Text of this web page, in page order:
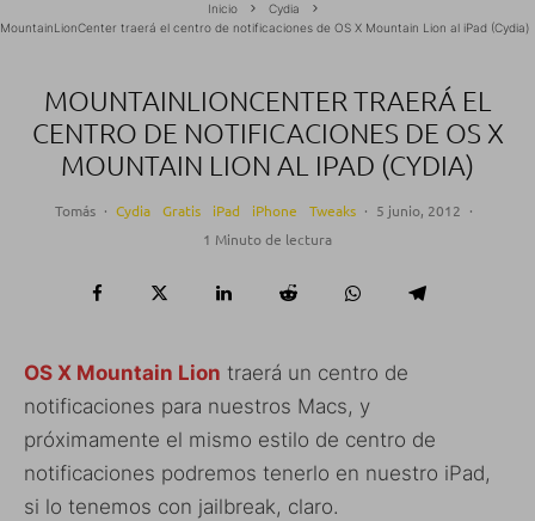
Inicio
Cydia
MountainLionCenter traerá el centro de notificaciones de OS X Mountain Lion al iPad (Cydia)
MOUNTAINLIONCENTER TRAERÁ EL
CENTRO DE NOTIFICACIONES DE OS X
MOUNTAIN LION AL IPAD (CYDIA)
Tomás · Cydia Gratis iPad iPhone Tweaks · 5 junio, 2012 ·
1 Minuto de lectura
OS X Mountain Lion traerá un centro de
notificaciones para nuestros Macs, y
próximamente el mismo estilo de centro de
notificaciones podremos tenerlo en nuestro iPad,
si lo tenemos con jailbreak, claro.